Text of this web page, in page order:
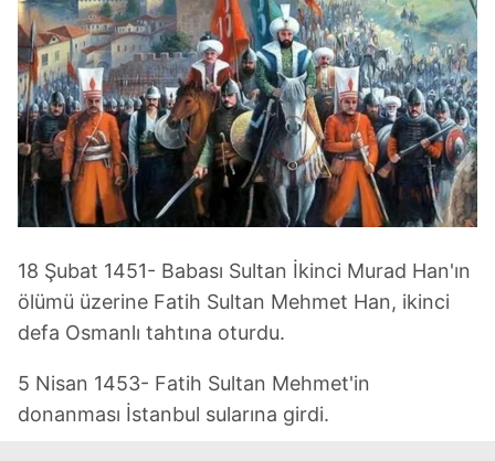
18 Şubat 1451- Babası Sultan İkinci Murad Han'ın
ölümü üzerine Fatih Sultan Mehmet Han, ikinci
defa Osmanlı tahtına oturdu.
5 Nisan 1453- Fatih Sultan Mehmet'in
donanması İstanbul sularına girdi.